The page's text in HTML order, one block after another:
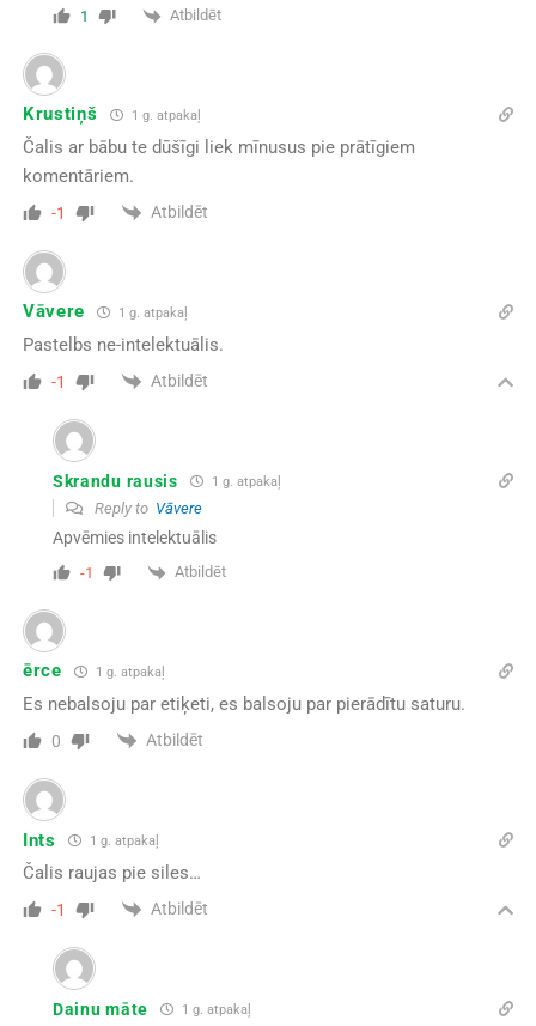
1 Atbildēt
Krustiņš 1 g. atpakaļ
Čalis ar bābu te dūšīgi liek mīnusus pie prātīgiem
komentāriem.
-1 Atbildēt
Vāvere 1 g. atpakaļ
Pastelbs ne-intelektuālis.
-1 Atbildēt
Skrandu rausis 1 g. atpakaļ
Reply to Vāvere
Apvēmies intelektuālis
-1 Atbildēt
ērce 1 g. atpakaļ
Es nebalsoju par etiķeti, es balsoju par pierādītu saturu.
0 Atbildēt
Ints 1 g. atpakaļ
Čalis raujas pie siles…
-1 Atbildēt
Dainu māte 1 g. atpakaļ